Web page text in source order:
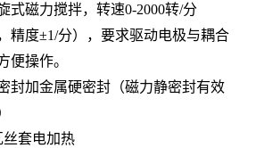
式磁力搅拌，转速0-2000转/分
精度±1/分），要求驱动电极与耦合
便操作。
封加金属硬密封（磁力静密封有效
丝套电加热